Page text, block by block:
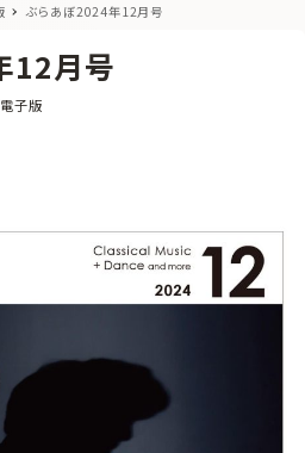
ぶらあぼ2024年12月号
12月号
子版